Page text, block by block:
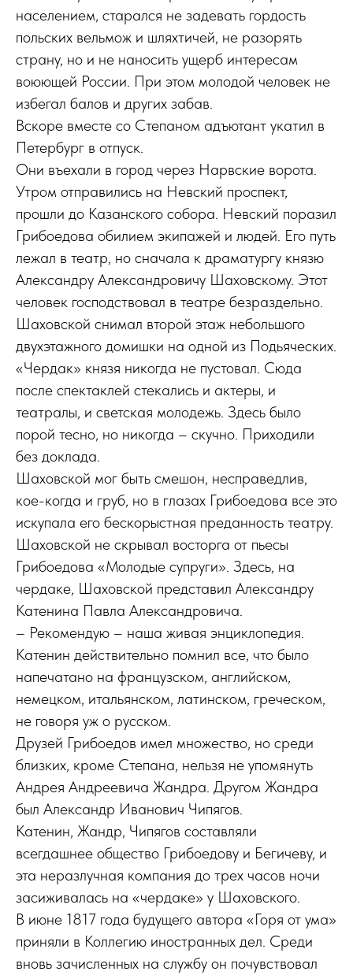
населением, старался не задевать гордость
польских вельмож и шляхтичей, не разорять
страну, но и не наносить ущерб интересам
воюющей России. При этом молодой человек не
избегал балов и других забав.
Вскоре вместе со Степаном адъютант укатил в
Петербург в отпуск.
Они въехали в город через Нарвские ворота.
Утром отправились на Невский проспект,
прошли до Казанского собора. Невский поразил
Грибоедова обилием экипажей и людей. Его путь
лежал в театр, но сначала к драматургу князю
Александру Александровичу Шаховскому. Этот
человек господствовал в театре безраздельно.
Шаховской снимал второй этаж небольшого
двухэтажного домишки на одной из Подьяческих.
«Чердак» князя никогда не пустовал. Сюда
после спектаклей стекались и актеры, и
театралы, и светская молодежь. Здесь было
порой тесно, но никогда – скучно. Приходили
без доклада.
Шаховской мог быть смешон, несправедлив,
кое-когда и груб, но в глазах Грибоедова все это
искупала его бескорыстная преданность театру.
Шаховской не скрывал восторга от пьесы
Грибоедова «Молодые супруги». Здесь, на
чердаке, Шаховской представил Александру
Катенина Павла Александ­ровича.
– Рекомендую – наша живая энциклопедия.
Катенин действительно помнил все, что было
напечатано на французском, английском,
немецком, итальянском, латинском, греческом,
не говоря уж о русском.
Друзей Грибоедов имел множество, но среди
близких, кроме Степана, нельзя не упомянуть
Анд­рея Андреевича Жандра. Другом Жандра
был Александр Иванович Чипягов.
Катенин, Жандр, Чипягов составляли
всегдашнее общество Грибоедову и Бегичеву, и
эта неразлучная компания до трех часов ночи
засиживалась на «чердаке» у Шаховского.
В июне 1817 года будущего автора «Горя от ума»
приняли в Коллегию иностранных дел. Среди
вновь зачисленных на службу он почувствовал